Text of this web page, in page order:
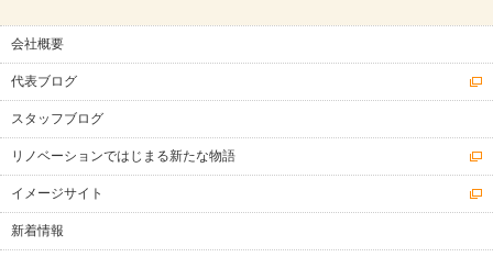
会社概要
代表ブログ
スタッフブログ
リノベーションではじまる新たな物語
イメージサイト
新着情報